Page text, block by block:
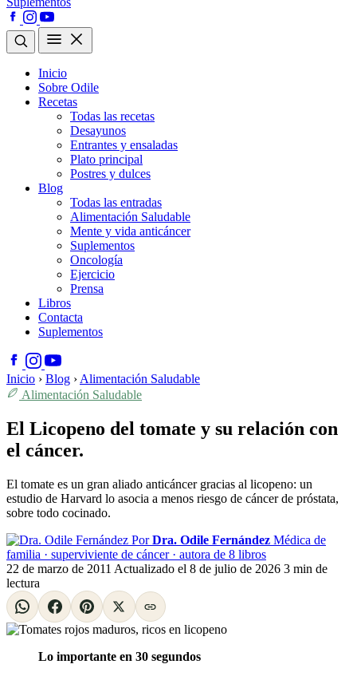
Inicio
Sobre Odile
Recetas
Todas las recetas
Desayunos
Entrantes y ensaladas
Plato principal
Postres y dulces
Blog
Todas las entradas
Alimentación Saludable
Mente y vida anticáncer
Suplementos
Oncología
Ejercicio
Prensa
Libros
Contacta
Suplementos
Inicio › Blog › Alimentación Saludable
Alimentación Saludable
El Licopeno del tomate y su relación con
el cáncer.
El tomate es un gran aliado anticáncer gracias al licopeno: un
estudio de Harvard lo asocia a menos riesgo de cáncer de próstata,
sobre todo cocinado.
Por Dra. Odile Fernández Médica de
familia · superviviente de cáncer · autora de 8 libros
22 de marzo de 2011 Actualizado el 8 de julio de 2026 3 min de
lectura
Lo importante en 30 segundos